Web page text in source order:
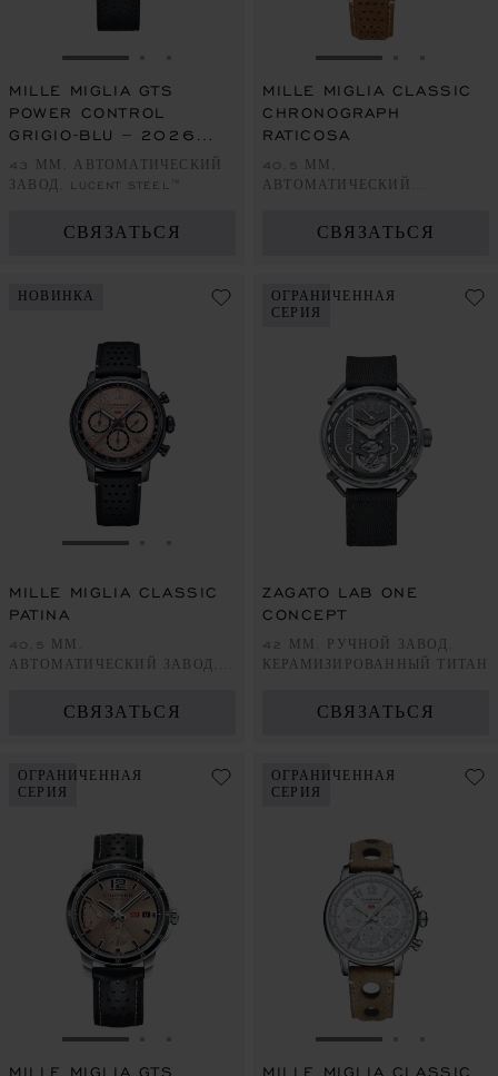
ПЕРЕЙТИ К СЛАЙДУ 1
ПЕРЕЙТИ К СЛАЙДУ 2
ПЕРЕЙТИ К СЛАЙДУ 3
MILLE MIGLIA GTS
POWER CONTROL
GRIGIO-BLU – 2026
RACING EDITION
43 ММ, АВТОМАТИЧЕСКИЙ
ЗАВОД, LUCENT STEEL™
СВЯЗАТЬСЯ
ПЕРЕЙТИ К
MILLE MIGLIA CLASSIC
CHRONOGRAPH
RATICOSA
40,5 ММ,
АВТОМАТИЧЕСКИЙ
СВЯЗАТЬСЯ
НОВИНКА
ПЕРЕЙТИ К СЛАЙДУ 1
ПЕРЕЙТИ К СЛАЙДУ 2
ПЕРЕЙТИ К СЛАЙДУ 3
MILLE MIGLIA CLASSIC
PATINA
40,5 ММ,
АВТОМАТИЧЕСКИЙ ЗАВОД,
ПОКРЫТИЕМСВЯЗАТЬСЯ
ОГРАНИЧЕННАЯ
СЕРИЯ
ZAGATO LAB ONE
CONCEPT
42 ММ, РУЧНОЙ ЗАВОД,
КЕРАМИЗИРОВАННЫЙ ТИТАН
СВЯЗАТЬСЯ
ОГРАНИЧЕННАЯ
СЕРИЯ
ПЕРЕЙТИ К СЛАЙДУ 1
ПЕРЕЙТИ К СЛАЙДУ 2
ПЕРЕЙТИ К СЛАЙДУ 3
MILLE MIGLIA GTS
ОГРАНИЧЕННАЯ
СЕРИЯ
ПЕРЕЙТИ К
MILLE MIGLIA CLASSIC